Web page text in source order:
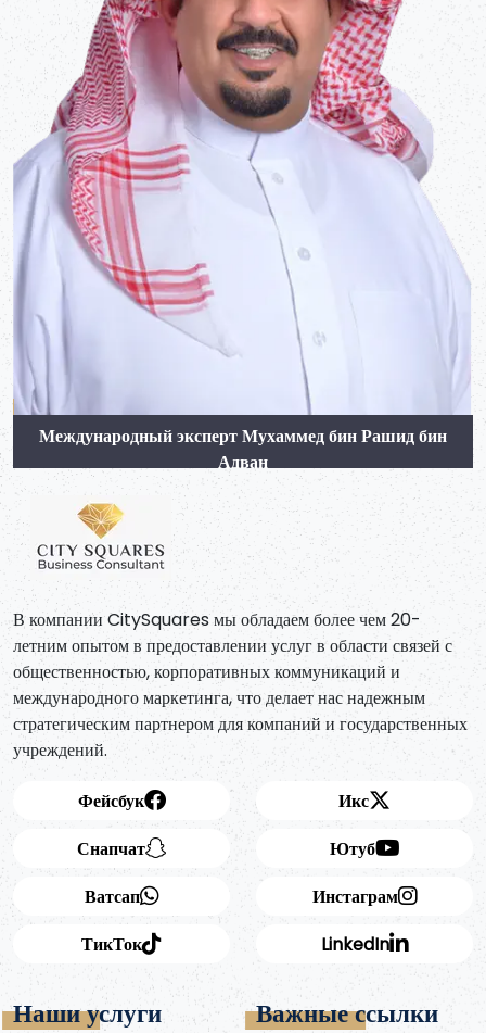
Международный эксперт Мухаммед бин Рашид бин
Адван
В компании CitySquares мы обладаем более чем 20-
летним опытом в предоставлении услуг в области связей с
общественностью, корпоративных коммуникаций и
международного маркетинга, что делает нас надежным
стратегическим партнером для компаний и государственных
учреждений.
Фейсбук
Снапчат
Ватсап
Икс
Ютуб
Инстаграм
ТикТок
LinkedIn
Наши услуги Важные ссылки